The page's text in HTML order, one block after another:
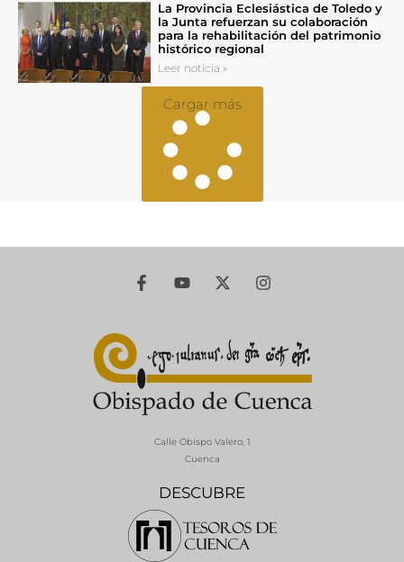
La Provincia Eclesiástica de Toledo y
la Junta refuerzan su colaboración
para la rehabilitación del patrimonio
histórico regional
Leer noticia »
Cargar más
DESCUBRE
Calle Obispo Valero, 1
Cuenca